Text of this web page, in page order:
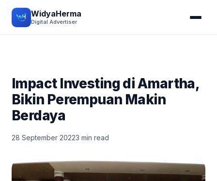
WidyaHerma
Digital Advertiser
EVENT
Impact Investing di Amartha,
Bikin Perempuan Makin
Berdaya
28 September 20223 min read